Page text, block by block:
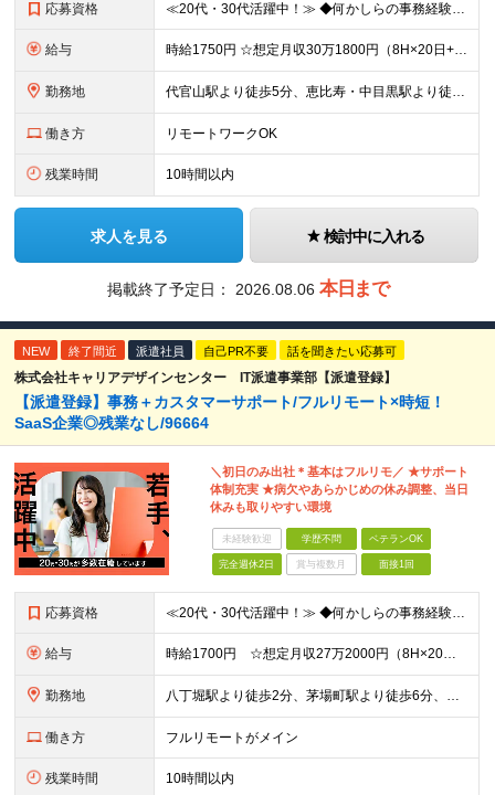
応募資格 ≪20代・30代活躍中！≫ ◆何かしらの事務経験 ◆Excelスキル（SUM関数など初級関数程度） ※ブランクがある方やこれまでのご経験に自信がない方も、まずはお気軽にご応募ください！ ※ご経歴をな
給与 時給1750円 ☆想定月収30万1800円（8H×20日+残業10H） ※交通費全額支給 ※在宅日数に応じて、在宅勤務手当あり
勤務地 代官山駅より徒歩5分、恵比寿・中目黒駅より徒歩10分 ▼服装：オフィスカジュアル ▼働き方：一部在宅（週2日） ※入社から1～２ヶ月はOJTのため原則出社となります。 ▼受動喫煙対策：屋内禁煙
働き方 リモートワークOK
残業時間 10時間以内
求人を見る 検討中に入れる
掲載終了予定日： 2026.08.06 本日まで
NEW 終了間近 派遣社員 自己PR不要 話を聞きたい応募可
株式会社キャリアデザインセンター IT派遣事業部【派遣登録】
【派遣登録】事務＋カスタマーサポート/フルリモート×時短！
SaaS企業◎残業なし/96664
＼初日のみ出社＊基本はフルリモ／ ★サポート
体制充実 ★病欠やあらかじめの休み調整、当日
休みも取りやすい環境
未経験歓迎 学歴不問 ベテランOK
完全週休2日 賞与複数月 面接1回
応募資格 ≪20代・30代活躍中！≫ ◆何かしらの事務経験 ◆電話での顧客対応経験 ◆ExcelもしくはGoogleスプレッドシートの実務使用経験 ※ブランクがある方やこれまでのご経験に自信がない方も、まずは
給与 時給1700円 ☆想定月収27万2000円（8H×20日） ※交通費全額支給 ※在宅日数に応じて、在宅勤務手当あり
勤務地 八丁堀駅より徒歩2分、茅場町駅より徒歩6分、宝町駅より徒歩8分 ▼服装：私服（髪色、髪型、ネイル、アクセサリーも自由） ▼働き方：在宅勤務 ※基本就業初日のみ出社、それ以降在宅勤務になります。 ▼受
働き方 フルリモートがメイン
残業時間 10時間以内